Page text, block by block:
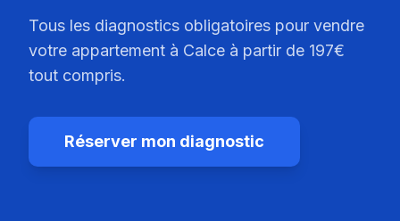
Tous les diagnostics obligatoires pour vendre
votre appartement à Calce à partir de 197€
tout compris.
Réserver mon diagnostic